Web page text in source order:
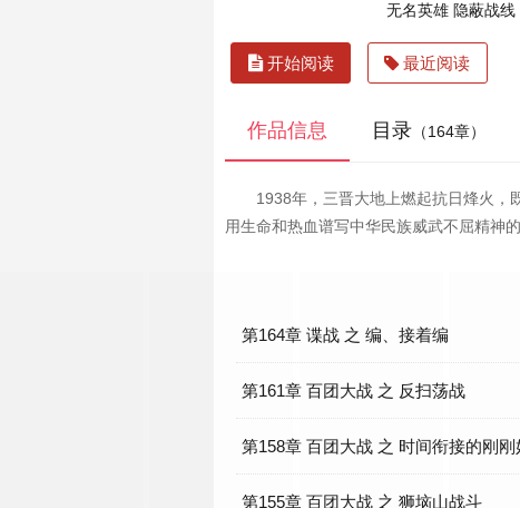
无名英雄 隐蔽战线
开始阅读 最近阅读
作品信息 目录 （164章）
1938年，三晋大地上燃起抗日烽火，
用生命和热血谱写中华民族威武不屈精神
第164章 谍战 之 编、接着编
第161章 百团大战 之 反扫荡战
第158章 百团大战 之 时间衔接的刚刚
第155章 百团大战 之 狮垴山战斗